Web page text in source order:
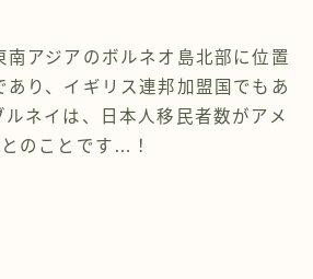
南アジアのボルネオ島北部に位置
あり、イギリス連邦加盟国でもあ
ルネイは、日本人移民者数がアメ
のことです…！